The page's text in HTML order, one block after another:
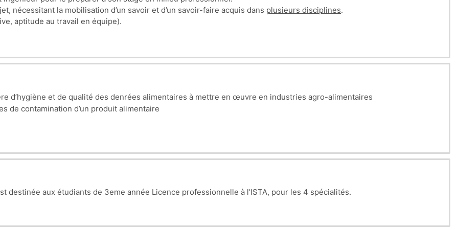
nécessitant la mobilisation d’un savoir et d’un savoir-faire acquis dans plusieurs disciplines.
aptitude au travail en équipe).
d’hygiène et de qualité des denrées alimentaires à mettre en œuvre en industries agro-alimentaires
de contamination d’un produit alimentaire
destinée aux étudiants de 3eme année Licence professionnelle à l'ISTA, pour les 4 spécialités.